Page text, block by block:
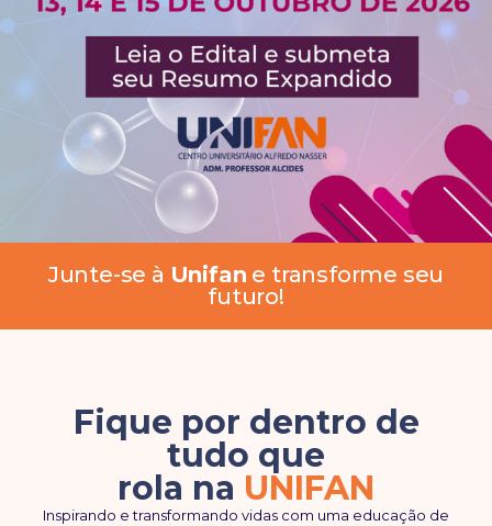
Junte-se à Unifan e transforme seu
futuro!
Fique por dentro de
tudo que
rola na UNIFAN
Inspirando e transformando vidas com uma educação de